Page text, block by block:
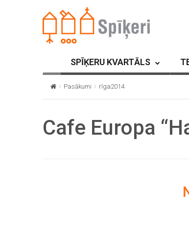
SPĪĶERU KVARTĀLS
Pasākumi rīga2014
Cafe Europa